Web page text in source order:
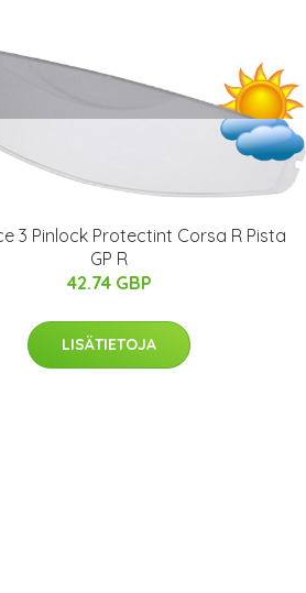
3 Pinlock Protectint Corsa R Pista
GP R
42.74 GBP
LISÄTIETOJA